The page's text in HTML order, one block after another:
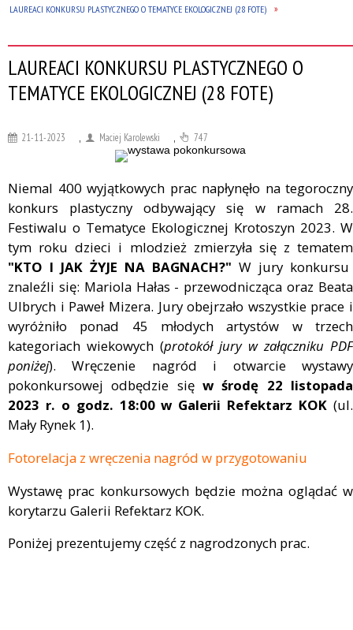
LAUREACI KONKURSU PLASTYCZNEGO O TEMATYCE EKOLOGICZNEJ (28 FOTE)
LAUREACI KONKURSU PLASTYCZNEGO O
TEMATYCE EKOLOGICZNEJ (28 FOTE)
21-11-2023 Maciej Karolewski 747
Niemal 400 wyjątkowych prac napłynęło na tegoroczny
konkurs plastyczny odbywający się w ramach 28.
Festiwalu o Tematyce Ekologicznej Krotoszyn 2023. W
tym roku dzieci i mlodzież zmierzyła się z tematem
"KTO I JAK ŻYJE NA BAGNACH?" W jury konkursu
znaleźli się: Mariola Hałas - przewodnicząca oraz Beata
Ulbrych i Paweł Mizera. Jury obejrzało wszystkie prace i
wyróżniło ponad 45 młodych artystów w trzech
kategoriach wiekowych (protokół jury w załączniku PDF
poniżej). Wręczenie nagród i otwarcie wystawy
pokonkursowej odbędzie się w środę 22 listopada
2023 r. o godz. 18:00 w Galerii Refektarz KOK (ul.
Mały Rynek 1).
Fotorelacja z wręczenia nagród w przygotowaniu
Wystawę prac konkursowych będzie można oglądać w
korytarzu Galerii Refektarz KOK.
Poniżej prezentujemy część z nagrodzonych prac.